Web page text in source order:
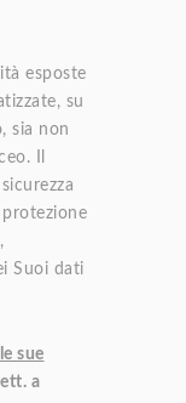
esposte
su
sia non
Il
Suoi dati
sue
a